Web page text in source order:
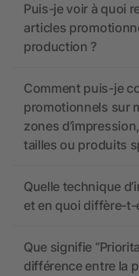
Puis-je voir à quoi
articles
production ?
Comment puis-je
promotionnels sur
zones
tailles ou produits
Quelle technique
et en quoi diffère-t-
Que signifie
différence entre la